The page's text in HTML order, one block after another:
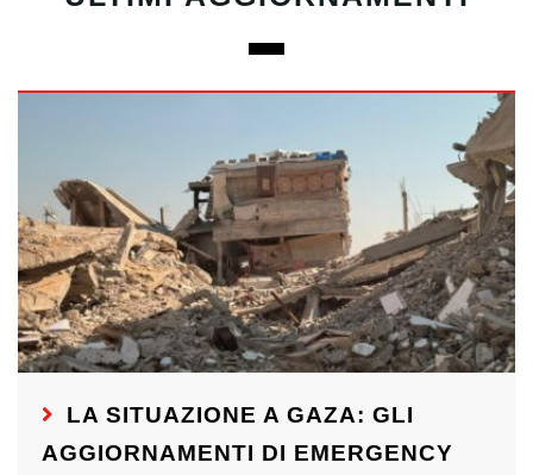
LA SITUAZIONE A GAZA: GLI
AGGIORNAMENTI DI EMERGENCY